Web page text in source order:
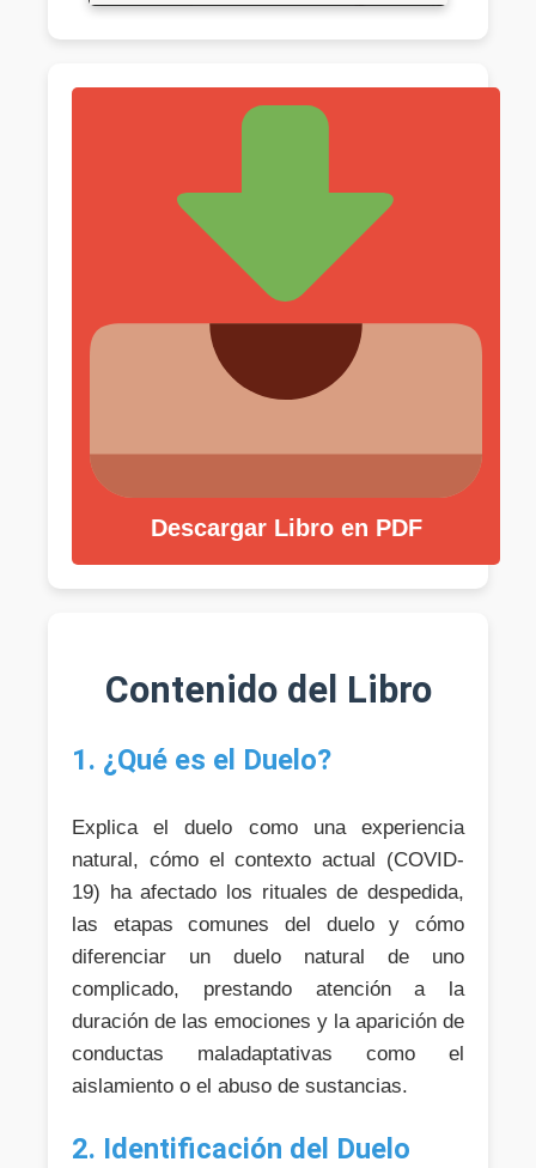
Descargar Libro en PDF
Contenido del Libro
1. ¿Qué es el Duelo?
Explica el duelo como una experiencia
natural, cómo el contexto actual (COVID-
19) ha afectado los rituales de despedida,
las etapas comunes del duelo y cómo
diferenciar un duelo natural de uno
complicado, prestando atención a la
duración de las emociones y la aparición de
conductas maladaptativas como el
aislamiento o el abuso de sustancias.
2. Identificación del Duelo